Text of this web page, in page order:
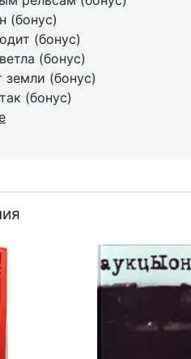
(бонус)
(бонус)
(бонус)
земли (бонус)
(бонус)